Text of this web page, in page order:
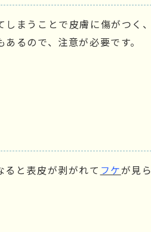
まうことで皮膚に傷がつく
るので、注意が必要です。
と表皮が剥がれて フケが見